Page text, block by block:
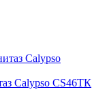
Calypso CS46ТК